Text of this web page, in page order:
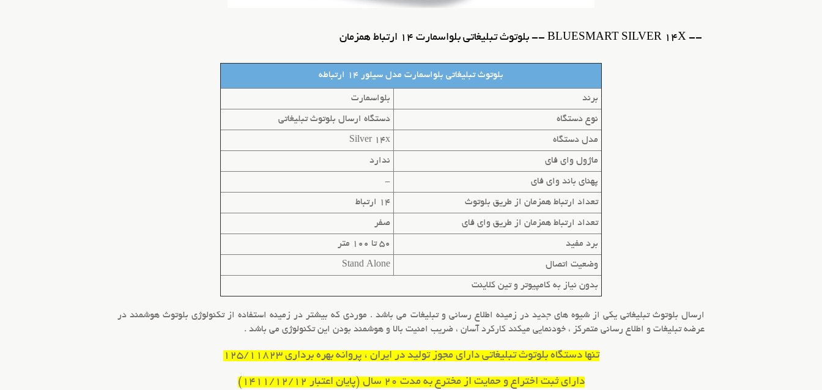
-- BLUESMART SILVER 14X -- بلوتوث تبلیغاتی بلواسمارت 14 ارتباط همزمان
بلوتوث تبلیغاتی بلواسمارت مدل سیلور 14 ارتباطه
برند بلواسمارت
نوع دستگاه دستگاه ارسال بلوتوث تبلیغاتی
مدل دستگاه Silver 14x
ماژول وای فای ندارد
پهنای باند وای فای -
تعداد ارتباط همزمان از طریق بلوتوث 14 ارتباط
تعداد ارتباط همزمان از طریق وای فای صفر
برد مفید 50 تا 100 متر
وضعیت اتصال Stand Alone
بدون نیاز به کامپیوتر و تین کلاینت
ارسال بلوتوث تبلیغاتی یکی از شیوه های جدید در زمینه اطلاع رسانی و تبلیغات می باشد . موردی که بیشتر در زمینه استفاده از تکنولوژی بلوتوث هوشمند در
عرضه تبلیغات و اطلاع رسانی متمرکز ، خودنمایی میکند کارکرد آسان ، ضریب امنیت بالا و هوشمند بودن این تکنولوژی می باشد .
تنها دستگاه بلوتوث تبلیغاتی دارای مجوز تولید در ایران ، پروانه بهره برداری 125/11823
دارای ثبت اختراع و حمایت از مخترع به مدت 20 سال (پایان اعتبار 1411/12/12)